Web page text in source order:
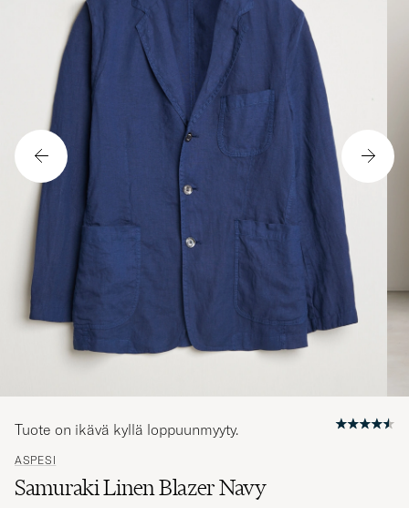
ASPESI
Samuraki Linen Blazer Navy
Tuote on ikävä kyllä loppuunmyyty.